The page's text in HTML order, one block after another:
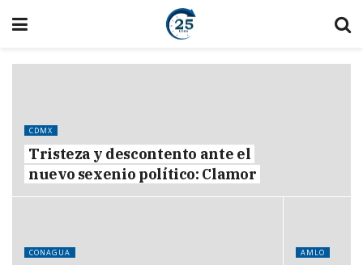
CDMX
Tristeza y descontento ante el
nuevo sexenio político: Clamor
CONAGUA AMLO